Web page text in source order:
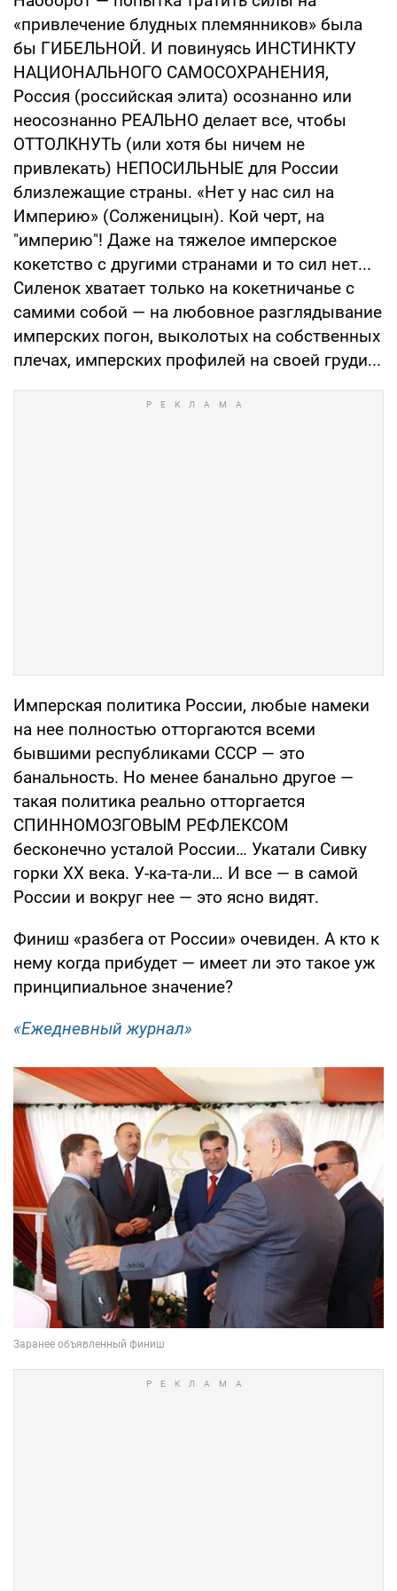
«привлечение блудных племянников» была
бы ГИБЕЛЬНОЙ. И повинуясь ИНСТИНКТУ
НАЦИОНАЛЬНОГО САМОСОХРАНЕНИЯ,
Россия (российская элита) осознанно или
неосознанно РЕАЛЬНО делает все, чтобы
ОТТОЛКНУТЬ (или хотя бы ничем не
привлекать) НЕПОСИЛЬНЫЕ для России
близлежащие страны. «Нет у нас сил на
Империю» (Солженицын). Кой черт, на
"империю"! Даже на тяжелое имперское
кокетство с другими странами и то сил нет...
Силенок хватает только на кокетничанье с
самими собой — на любовное разглядывание
имперских погон, выколотых на собственных
плечах, имперских профилей на своей груди...
Имперская политика России, любые намеки
на нее полностью отторгаются всеми
бывшими республиками СССР — это
банальность. Но менее банально другое —
такая политика реально отторгается
СПИННОМОЗГОВЫМ РЕФЛЕКСОМ
бесконечно усталой России… Укатали Сивку
горки ХХ века. У-ка-та-ли… И все — в самой
России и вокруг нее — это ясно видят.
Финиш «разбега от России» очевиден. А кто к
нему когда прибудет — имеет ли это такое уж
принципиальное значение?
«Ежедневный журнал»